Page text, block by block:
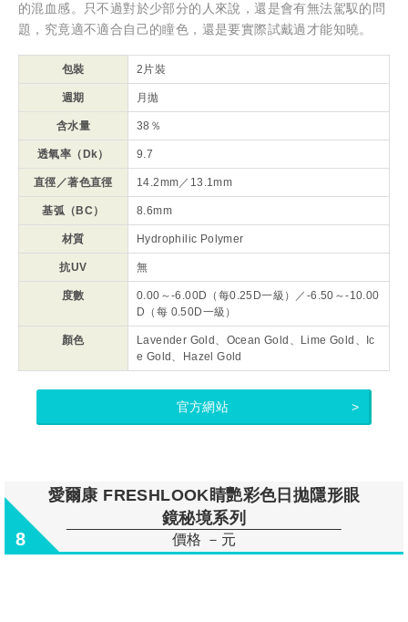
的混血感。只不過對於少部分的人來說，還是會有無法駕馭的問
題，究竟適不適合自己的瞳色，還是要實際試戴過才能知曉。
包裝 2片裝
週期 月拋
含水量 38％
透氧率（Dk） 9.7
直徑／著色直徑 14.2mm／13.1mm
基弧（BC） 8.6mm
材質 Hydrophilic Polymer
抗UV 無
度數
0.00～-6.00D（每0.25D一級）／-6.50～-10.00
D（每 0.50D一級）
顏色
Lavender Gold、Ocean Gold、Lime Gold、Ic
e Gold、Hazel Gold
官方網站
8
愛爾康 FRESHLOOK睛艷彩色日拋隱形眼
鏡秘境系列
價格 －元